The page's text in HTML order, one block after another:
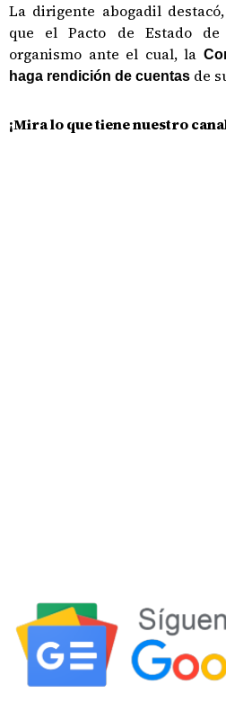
La dirigente abogadil
que el Pacto de Estado
organismo ante el cual, la
haga rendición de cuentas de
¡Mira lo que tiene nuestro